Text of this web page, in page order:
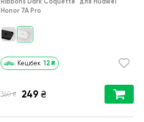
Honor 7A Pro
Кешбек 12 ₴
360 ₴ 249 ₴